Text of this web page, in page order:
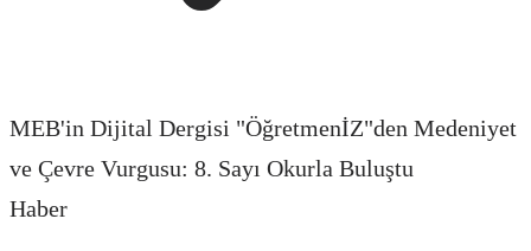
MEB'in Dijital Dergisi "ÖğretmenİZ"den Medeniyet
ve Çevre Vurgusu: 8. Sayı Okurla Buluştu
Haber